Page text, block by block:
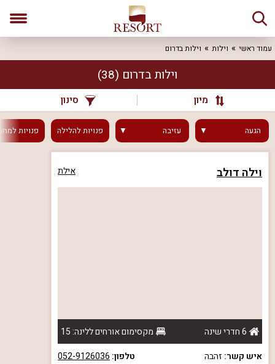
עמוד ראשי וילות וילות בדרום
וילות בדרום (38)
מיון סינון
הגעה עזיבה פנויותלהלילה פנויות
וילה דולב אילת
6 חדרי שינה
מקסימום אורחים ללינה: 15
איש קשר: זהבה טלפון: 052-9126036